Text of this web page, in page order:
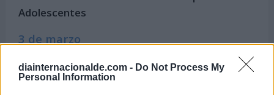
diainternacionalde.com - Do Not Process My
Personal Information
Adolescentes
3 de marzo
-Día Mundial de la Vida Silvestre